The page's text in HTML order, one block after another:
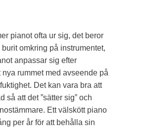
pianot ofta ur sig, det beror
omkring på instrumentet,
anpassar sig efter
rummet med avseende på
Det kan vara bra att
så att det ”sätter sig” och
Ett välskött piano
per år för att behålla sin